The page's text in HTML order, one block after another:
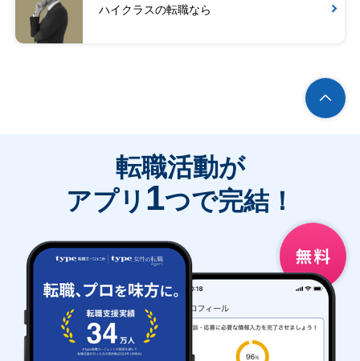
ハイクラスの転職なら
転職活動が
アプリ 1つで完結！